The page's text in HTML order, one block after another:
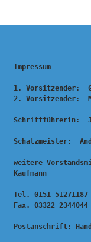
Impressum
1. Vorsitzender:
2. Vorsitzender:
Schriftführerin:
Schatzmeister:
weitere
Kaufmann
Tel. 0151 51271187
Fax. 03322 2344044
Postanschrift: